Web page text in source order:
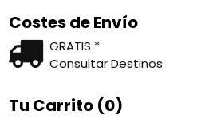
Costes de Envío
GRATIS *
Consultar Destinos
Tu Carrito (0)